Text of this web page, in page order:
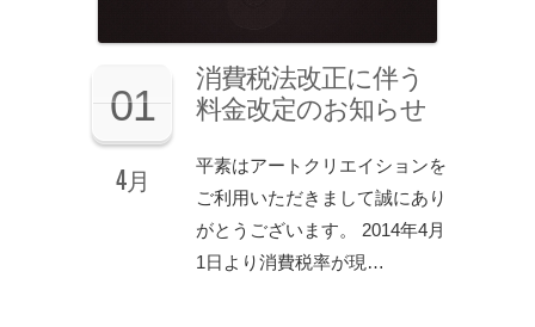
01
4月
消費税法改正に伴う
料金改定のお知らせ
平素はアートクリエイションを
ご利用いただきまして誠にあり
がとうございます。 2014年4月
1日より消費税率が現…